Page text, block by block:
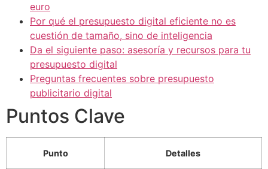
euro
Por qué el presupuesto digital eficiente no es
cuestión de tamaño, sino de inteligencia
Da el siguiente paso: asesoría y recursos para tu
presupuesto digital
Preguntas frecuentes sobre presupuesto
publicitario digital
Puntos Clave
Punto Detalles